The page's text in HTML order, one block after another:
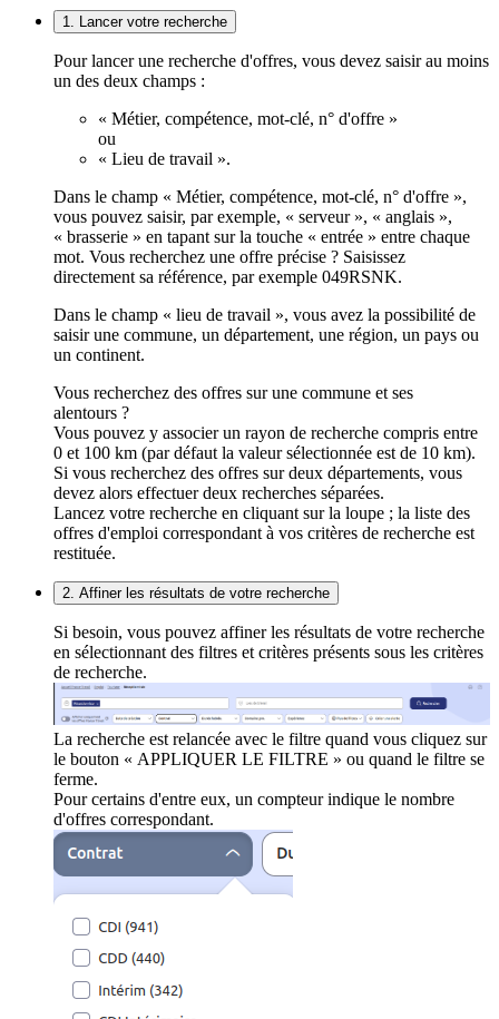
1. Lancer votre recherche
Pour lancer une recherche d'offres, vous devez saisir au moins
un des deux champs :
« Métier, compétence, mot-clé, n° d'offre »
ou
« Lieu de travail ».
Dans le champ « Métier, compétence, mot-clé, n° d'offre »,
vous pouvez saisir, par exemple, « serveur », « anglais »,
« brasserie » en tapant sur la touche « entrée » entre chaque
mot. Vous recherchez une offre précise ? Saisissez
directement sa référence, par exemple 049RSNK.
Dans le champ « lieu de travail », vous avez la possibilité de
saisir une commune, un département, une région, un pays ou
un continent.
Vous recherchez des offres sur une commune et ses
alentours ?
Vous pouvez y associer un rayon de recherche compris entre
0 et 100 km (par défaut la valeur sélectionnée est de 10 km).
Si vous recherchez des offres sur deux départements, vous
devez alors effectuer deux recherches séparées.
Lancez votre recherche en cliquant sur la loupe ; la liste des
offres d'emploi correspondant à vos critères de recherche est
restituée.
2. Affiner les résultats de votre recherche
Si besoin, vous pouvez affiner les résultats de votre recherche
en sélectionnant des filtres et critères présents sous les critères
de recherche.
La recherche est relancée avec le filtre quand vous cliquez sur
le bouton « APPLIQUER LE FILTRE » ou quand le filtre se
ferme.
Pour certains d'entre eux, un compteur indique le nombre
d'offres correspondant.